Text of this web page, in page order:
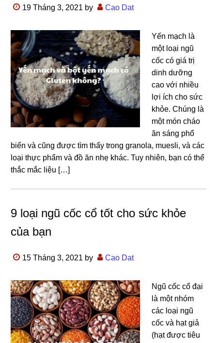
19 Tháng 3, 2021 by Cao Dat
Yến mạch là
một loại ngũ
cốc có giá trị
dinh dưỡng
cao với nhiều
lợi ích cho sức
khỏe. Chúng là
một món cháo
ăn sáng phổ
biến và cũng được tìm thấy trong granola, muesli, và các
loại thực phẩm và đồ ăn nhẹ khác. Tuy nhiên, bạn có thể
thắc mắc liệu […]
9 loại ngũ cốc cổ tốt cho sức khỏe
của bạn
15 Tháng 3, 2021 by Cao Dat
Ngũ cốc cổ đại
là một nhóm
các loại ngũ
cốc và hạt giả
(hạt được tiêu